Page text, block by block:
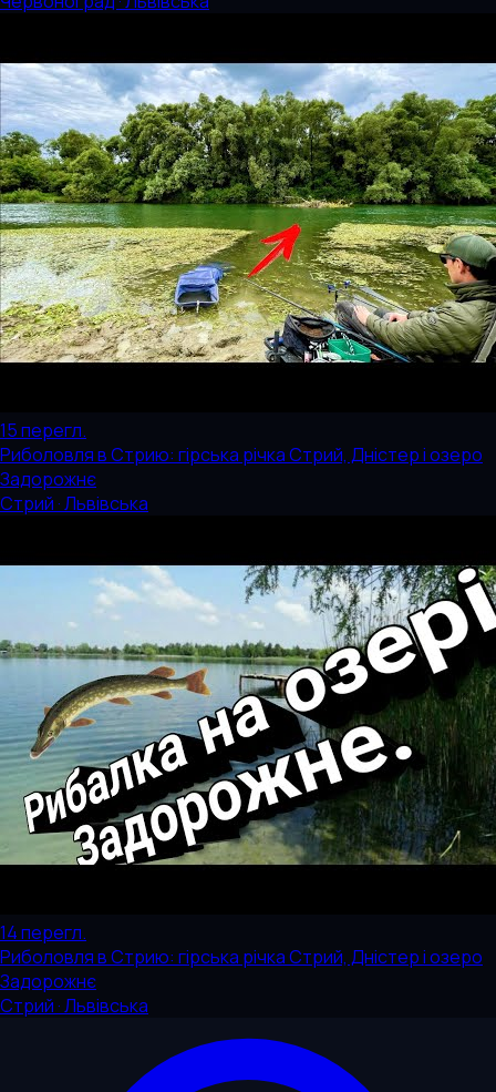
15перегл.
Риболовля в Стрию: гірська річка Стрий, Дністер і озеро
Задорожнє
Стрий · Львівська
14перегл.
Риболовля в Стрию: гірська річка Стрий, Дністер і озеро
Задорожнє
Стрий · Львівська